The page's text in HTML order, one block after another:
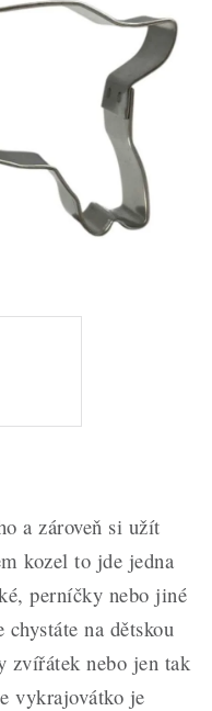
podmínky
a zároveň si užít
kozel to jde jedna
perníčky nebo jiné
na dětskou
zvířátek nebo jen tak
vykrajovátko je